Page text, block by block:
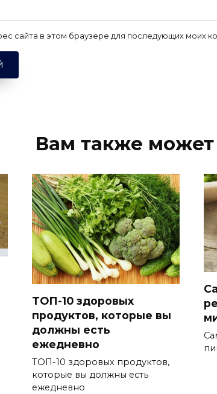
сайта в этом браузере для последующих моих
Вам также может
ТОП-10 здоровых
продуктов, которые вы
должны есть
ежедневно
ТОП-10 здоровых продуктов,
которые вы должны есть
ежедневно